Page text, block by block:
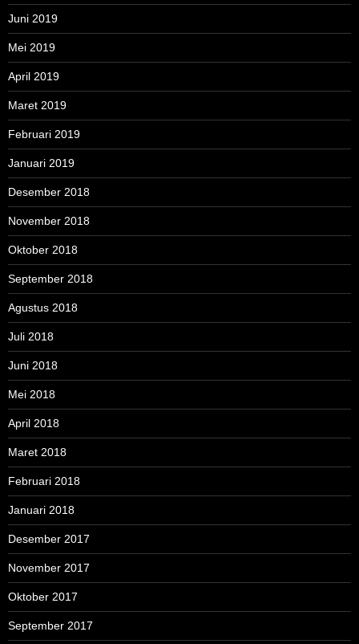
Juni 2019
Mei 2019
April 2019
Maret 2019
Februari 2019
Januari 2019
Desember 2018
November 2018
Oktober 2018
September 2018
Agustus 2018
Juli 2018
Juni 2018
Mei 2018
April 2018
Maret 2018
Februari 2018
Januari 2018
Desember 2017
November 2017
Oktober 2017
September 2017